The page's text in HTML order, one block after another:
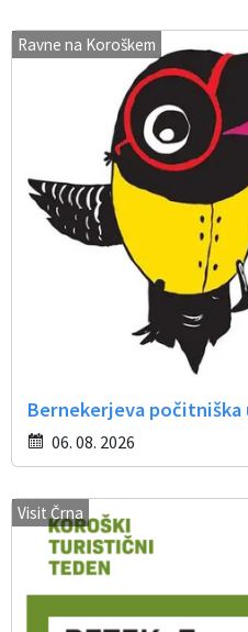
Ravne na Koroškem
Bernekerjeva
06. 08. 2026
Visit Črna